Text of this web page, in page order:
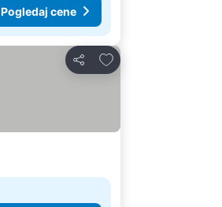
Pogledaj cene
Deli
Dodati u favorite